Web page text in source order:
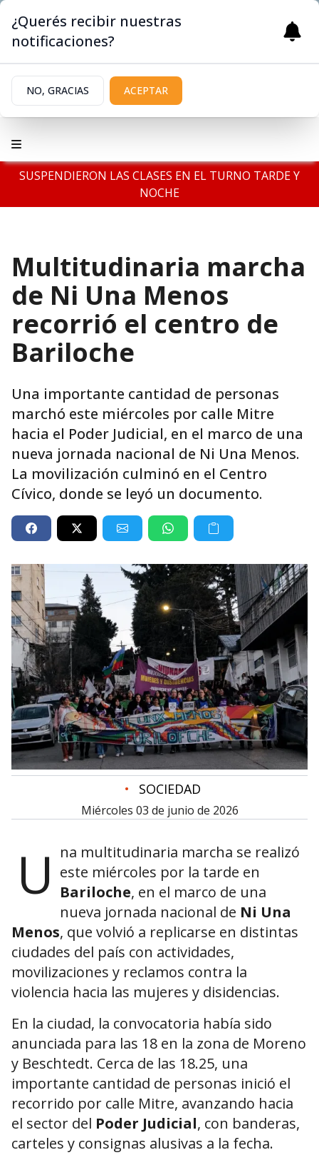
SUSPENDIERON LAS CLASES EN EL TURNO TARDE Y
NOCHE
Multitudinaria marcha
de Ni Una Menos
recorrió el centro de
Bariloche
Una importante cantidad de personas
marchó este miércoles por calle Mitre
hacia el Poder Judicial, en el marco de una
nueva jornada nacional de Ni Una Menos.
La movilización culminó en el Centro
Cívico, donde se leyó un documento.
• SOCIEDAD
miércoles 03 de junio de 2026
U
na multitudinaria marcha se realizó
este miércoles por la tarde en
Bariloche, en el marco de una
nueva jornada nacional de Ni Una
Menos, que volvió a replicarse en distintas
ciudades del país con actividades,
movilizaciones y reclamos contra la
violencia hacia las mujeres y disidencias.
En la ciudad, la convocatoria había sido
anunciada para las 18 en la zona de Moreno
y Beschtedt. Cerca de las 18.25, una
importante cantidad de personas inició el
recorrido por calle Mitre, avanzando hacia
el sector del Poder Judicial, con banderas,
carteles y consignas alusivas a la fecha.
¿Querés recibir nuestras
notificaciones?
NO, GRACIAS ACEPTAR